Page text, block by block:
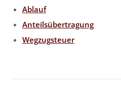
Ablauf
Anteilsübertragung
Wegzugsteuer